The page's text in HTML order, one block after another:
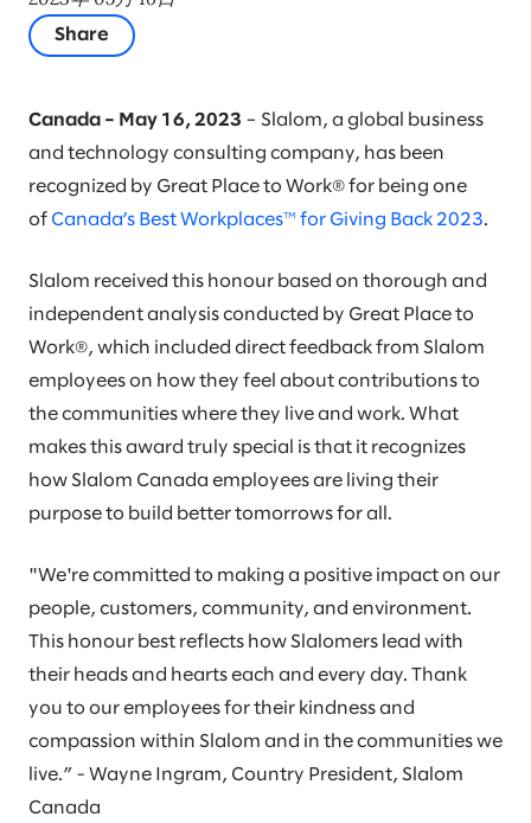
Share
Canada – May 16, 2023 – Slalom, a global business
and technology consulting company, has been
recognized by Great Place to Work® for being one
of Canada’s Best Workplaces™ for Giving Back 2023.
Slalom received this honour based on thorough and
independent analysis conducted by Great Place to
Work®, which included direct feedback from Slalom
employees on how they feel about contributions to
the communities where they live and work. What
makes this award truly special is that it recognizes
how Slalom Canada employees are living their
purpose to build better tomorrows for all.
"We're committed to making a positive impact on our
people, customers, community, and environment.
This honour best reflects how Slalomers lead with
their heads and hearts each and every day. Thank
you to our employees for their kindness and
compassion within Slalom and in the communities we
live.” - Wayne Ingram, Country President, Slalom
Canada